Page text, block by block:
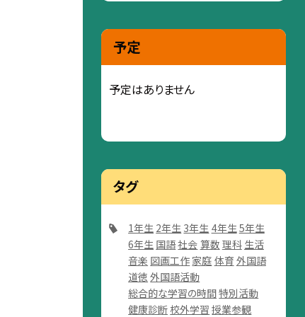
予定
予定はありません
タグ
1年生 2年生 3年生 4年生 5年生
6年生 国語社会 算数 理科 生活
音楽 図画工作 家庭 体育 外国語
道徳 外国語活動
総合的な学習の時間特別活動
健康診断 校外学習 授業参観